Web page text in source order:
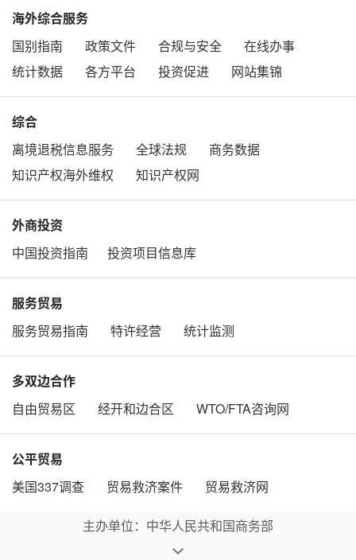
海外综合服务
国别指南
政策文件 合规与安全
在线办事
统计数据
各方平台 投资促进 网站集锦
综合
离境退税信息服务
全球法规
商务数据
知识产权海外维权
知识产权网
外商投资
中国投资指南
投资项目信息库
服务贸易
服务贸易指南
特许经营 统计监测
多双边合作
自由贸易区
经开和边合区 WTO/FTA咨询网
公平贸易
美国337调查
贸易救济案件 贸易救济网
主办单位：中华人民共和国商务部